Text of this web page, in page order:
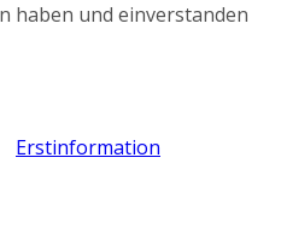
haben und einverstanden
Erstinformation